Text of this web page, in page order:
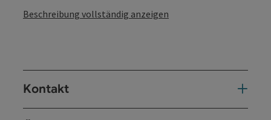
Beschreibung vollständig anzeigen
Kontakt